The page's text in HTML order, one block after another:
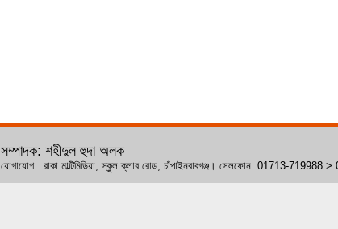
সম্পাদক: শহীদুল হুদা অলক
যোগাযোগ : রাকা মাল্টিমিডিয়া, স্কুল ক্লাব রোড, চাঁপাইনবাবগঞ্জ। সেলফোন: 01713-